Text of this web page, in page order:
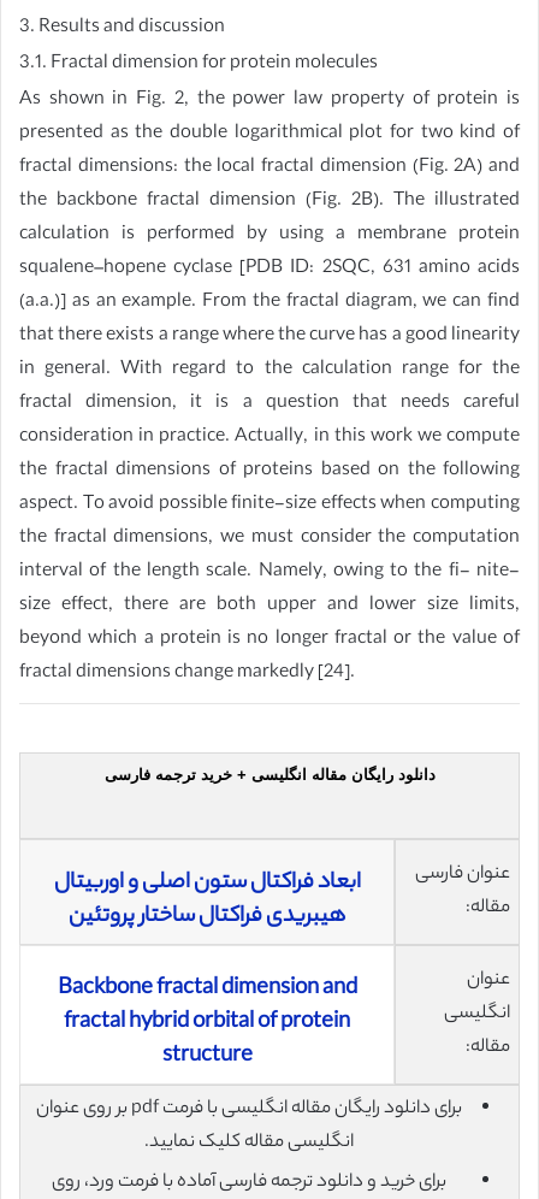
3. Results and discussion
3.1. Fractal dimension for protein molecules
As shown in Fig. 2, the power law property of protein is
presented as the double logarithmical plot for two kind of
fractal dimensions: the local fractal dimension (Fig. 2A) and
the backbone fractal dimension (Fig. 2B). The illustrated
calculation is performed by using a membrane protein
squalene–hopene cyclase [PDB ID: 2SQC, 631 amino acids
(a.a.)] as an example. From the fractal diagram, we can find
that there exists a range where the curve has a good linearity
in general. With regard to the calculation range for the
fractal dimension, it is a question that needs careful
consideration in practice. Actually, in this work we compute
the fractal dimensions of proteins based on the following
aspect. To avoid possible finite-size effects when computing
the fractal dimensions, we must consider the computation
interval of the length scale. Namely, owing to the fi- nite-
size effect, there are both upper and lower size limits,
beyond which a protein is no longer fractal or the value of
fractal dimensions change markedly [24].
دانلود رایگان مقاله انگلیسی + خرید ترجمه فارسی
عنوان فارسی
مقاله:
ابعاد فراکتال ستون اصلی و اوربیتال
هیبریدی فراکتال ساختار پروتئین
عنوان
انگلیسی
مقاله:
Backbone fractal dimension and
fractal hybrid orbital of protein
structure
برای دانلود رایگان مقاله انگلیسی با فرمت pdf بر روی عنوان
انگلیسی مقاله کلیک نمایید.
برای خرید و دانلود ترجمه فارسی آماده با فرمت ورد، روی